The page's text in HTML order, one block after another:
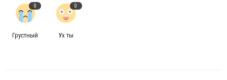
0
Грустный
0
Ух ты